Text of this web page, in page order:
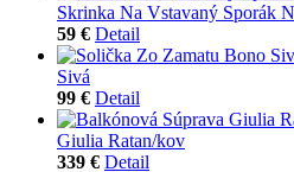
Skrinka Na Vstavaný Sporák
59 € Detail
Sivá
99 € Detail
Giulia Ratan/kov
339 € Detail